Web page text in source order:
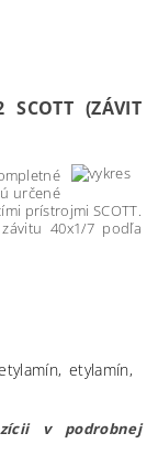
(ZÁVIT
určené
prístrojmi SCOTT.
40x1/7 podľa
etylamín,
v podrobnej